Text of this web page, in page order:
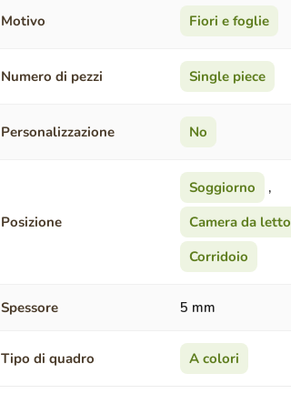
Motivo Fiori e foglie
Numero di pezzi Single piece
Personalizzazione No
Posizione
Soggiorno
,
Camera da letto
Corridoio
Spessore 5 mm
Tipo di quadro A colori